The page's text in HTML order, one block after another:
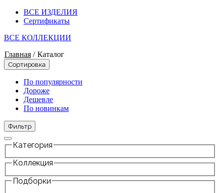
ВСЕ ИЗДЕЛИЯ
Сертификаты
ВСЕ КОЛЛЕКЦИИ
Главная / Каталог
Сортировка
По популярности
Дороже
Дешевле
По новинкам
Фильтр
Категория
Коллекция
Подборки